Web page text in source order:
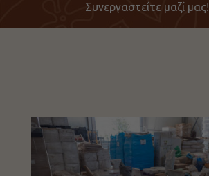
Συνεργαστείτε μαζί μας!